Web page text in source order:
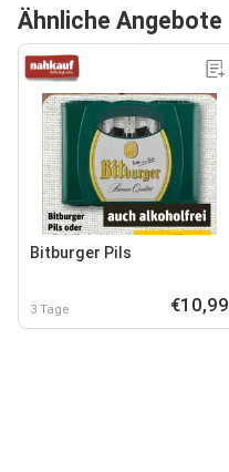
Ähnliche Angebote
Bitburger Pils
3 Tage €10,99